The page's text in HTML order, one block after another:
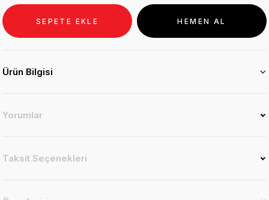
SEPETE EKLE HEMEN AL
Ürün Bilgisi
Yorumlar
Taksit Seçenekleri